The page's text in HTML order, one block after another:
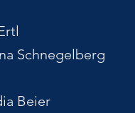
Schnegelberg
Beier